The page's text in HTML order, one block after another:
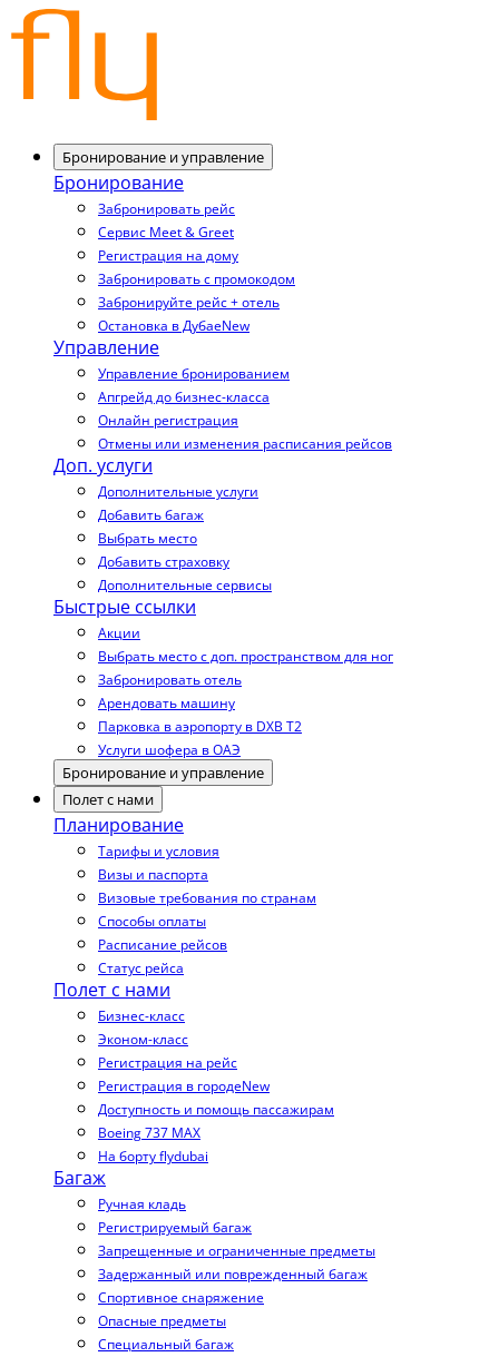
Бронирование и управление
Бронирование
Забронировать рейс
Сервис Meet & Greet
Регистрация на дому
Забронировать с промокодом
Забронируйте рейс + отель
Остановка в ДубаеNew
Управление
Управление бронированием
Апгрейд до бизнес-класса
Онлайн регистрация
Отмены или изменения расписания рейсов
Доп. услуги
Дополнительные услуги
Добавить багаж
Выбрать место
Добавить страховку
Дополнительные сервисы
Быстрые ссылки
Акции
Выбрать место с доп. пространством для ног
Забронировать отель
Арендовать машину
Парковка в аэропорту в DXB T2
Услуги шофера в ОАЭ
Бронирование и управление
Полет с нами
Планирование
Тарифы и условия
Визы и паспорта
Визовые требования по странам
Способы оплаты
Расписание рейсов
Статус рейса
Полет с нами
Бизнес-класс
Эконом-класс
Регистрация на рейс
Регистрация в городеNew
Доступность и помощь пассажирам
Boeing 737 MAX
На борту flydubai
Багаж
Ручная кладь
Регистрируемый багаж
Запрещенные и ограниченные предметы
Задержанный или поврежденный багаж
Спортивное снаряжение
Опасные предметы
Специальный багаж